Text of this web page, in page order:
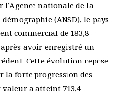
l’Agence nationale de la
(ANSD), le pays
commercial de 183,8
avoir enregistré un
Cette évolution repose
la forte progression des
a atteint 713,4